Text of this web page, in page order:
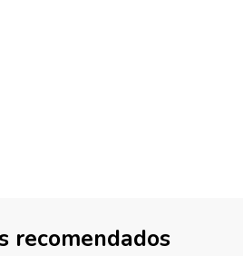
recomendados